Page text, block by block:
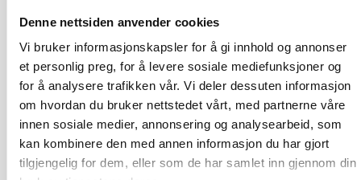
Denne nettsiden anvender cookies
Vi bruker informasjonskapsler for å gi innhold og annonser
et personlig preg, for å levere sosiale mediefunksjoner og
for å analysere trafikken vår. Vi deler dessuten informasjon
om hvordan du bruker nettstedet vårt, med partnerne våre
innen sosiale medier, annonsering og analysearbeid, som
kan kombinere den med annen informasjon du har gjort
tilgjengelig for dem, eller som de har samlet inn gjennom din